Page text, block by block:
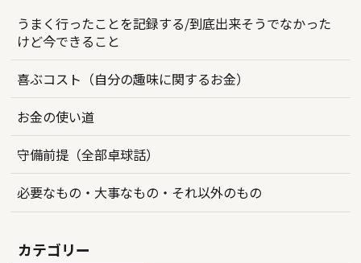
うまく行ったことを記録する/到底出来そうでなかった
けど今できること
喜ぶコスト（自分の趣味に関するお金）
お金の使い道
守備前提（全部卓球話）
必要なもの・大事なもの・それ以外のもの
カテゴリー